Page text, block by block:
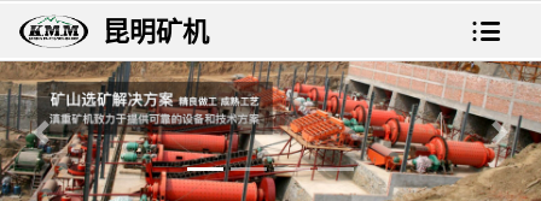
昆明矿机
上一张 下